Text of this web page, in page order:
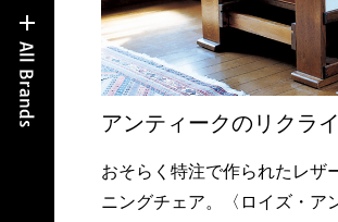
アンティークのリクラ
おそらく特注で作られたレザ
ニングチェア。〈ロイズ・ア